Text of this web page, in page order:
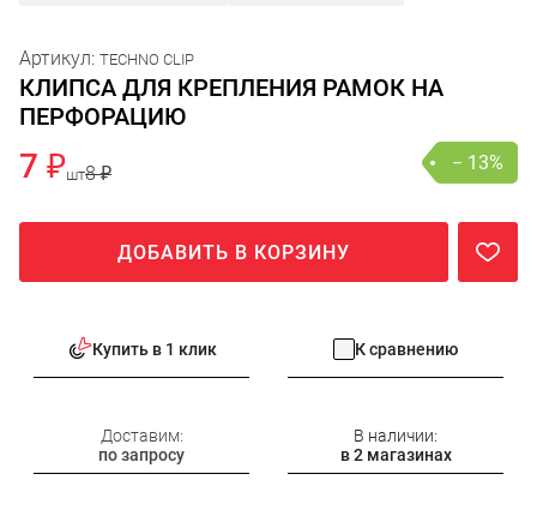
Артикул: TECHNO CLIP
КЛИПСА ДЛЯ КРЕПЛЕНИЯ РАМОК НА
ПЕРФОРАЦИЮ
7 ₽шт8 ₽ − 13%
ДОБАВИТЬ В КОРЗИНУ
Купить в 1 клик К сравнению
Доставим:
по запросу
В наличии:
в 2 магазинах